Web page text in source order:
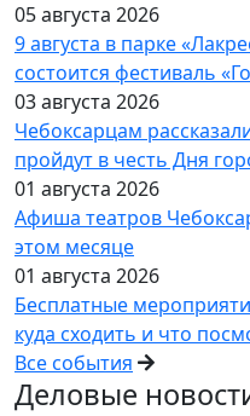
05 августа 2026
9 августа в парке
состоится фестиваль
03 августа 2026
Чебоксарцам
пройдут в честь Дня
01 августа 2026
Афиша театров
этом месяце
01 августа 2026
Бесплатные
куда сходить и что
Все события
Деловые